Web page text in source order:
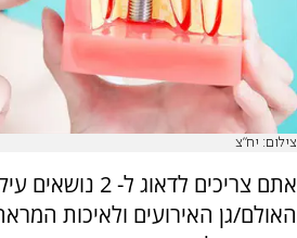
צילום: יח"צ
אתם צריכים לדאוג
האולם/גן האירועים ולאיכות